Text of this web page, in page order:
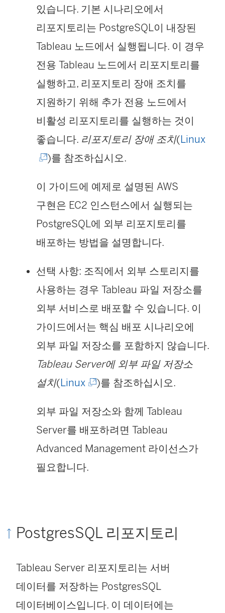
)
있습니다. 기본 시나리오에서
리포지토리는 PostgreSQL이 내장된
Tableau 노드에서 실행됩니다. 이 경우
전용 Tableau 노드에서 리포지토리를
실행하고, 리포지토리 장애 조치를
지원하기 위해 추가 전용 노드에서
비활성 리포지토리를 실행하는 것이
좋습니다. 리포지토리 장애 조치(Linux(
)를 참조하십시오.
이 가이드에 예제로 설명된 AWS
구현은 EC2 인스턴스에서 실행되는
PostgreSQL에 외부 리포지토리를
배포하는 방법을 설명합니다.
선택 사항: 조직에서 외부 스토리지를
사용하는 경우 Tableau 파일 저장소를
외부 서비스로 배포할 수 있습니다. 이
가이드에서는 핵심 배포 시나리오에
외부 파일 저장소를 포함하지 않습니다.
Tableau Server에 외부 파일 저장소
설치(Linux(
크
가
열
)
)를 참조하십시오.
외부 파일 저장소와 함께 Tableau
Server를 배포하려면 Tableau
Advanced Management 라이선스가
필요합니다.
PostgresSQL 리포지토리
Tableau Server 리포지토리는 서버
데이터를 저장하는 PostgresSQL
데이터베이스입니다. 이 데이터에는